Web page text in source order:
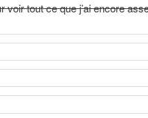
voir tout ce que j’ai encore